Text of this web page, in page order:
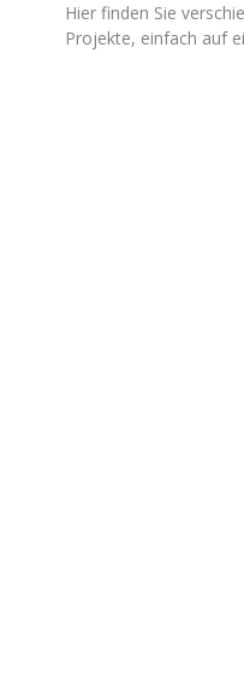
Hier finden Sie
Projekte, einfach auf